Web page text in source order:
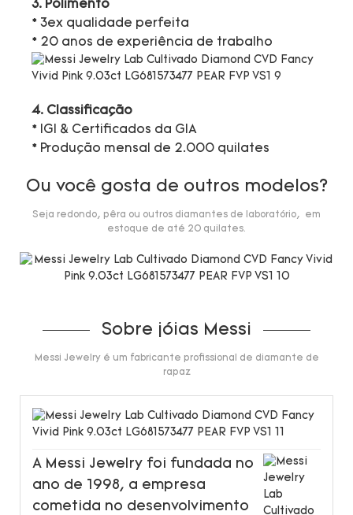
3. Polimento
* 3ex qualidade perfeita
* 20 anos de experiência de trabalho
4. Classificação
* IGI & Certificados da GIA
* Produção mensal de 2.000 quilates
Ou você gosta de outros modelos?
Seja redondo, pêra ou outros diamantes de laboratório, em
estoque de até 20 quilates.
Sobre jóias Messi
Messi Jewelry é um fabricante profissional de diamante de
rapaz
A Messi Jewelry foi fundada no
ano de 1998, a empresa
cometida no desenvolvimento